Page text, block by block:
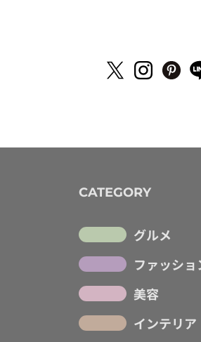
CATEGORY
グルメ
ファッショ
美容
インテリア